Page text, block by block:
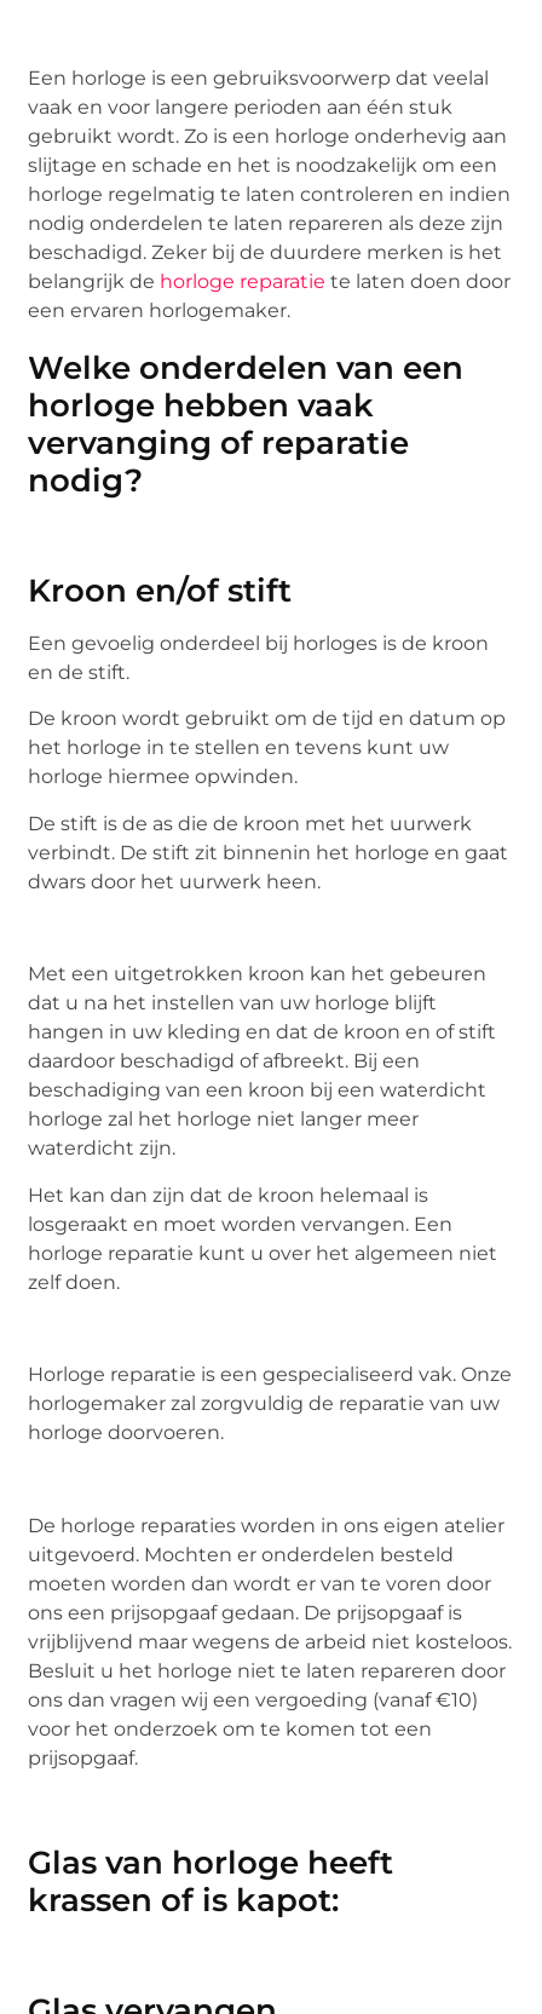
Een horloge is een gebruiksvoorwerp dat veelal
vaak en voor langere perioden aan één stuk
gebruikt wordt. Zo is een horloge onderhevig aan
slijtage en schade en het is noodzakelijk om een
horloge regelmatig te laten controleren en indien
nodig onderdelen te laten repareren als deze zijn
beschadigd. Zeker bij de duurdere merken is het
belangrijk de horloge reparatie te laten doen door
een ervaren horlogemaker.
Welke onderdelen van een
horloge hebben vaak
vervanging of reparatie
nodig?
Kroon en/of stift
Een gevoelig onderdeel bij horloges is de kroon
en de stift.
De kroon wordt gebruikt om de tijd en datum op
het horloge in te stellen en tevens kunt uw
horloge hiermee opwinden.
De stift is de as die de kroon met het uurwerk
verbindt. De stift zit binnenin het horloge en gaat
dwars door het uurwerk heen.
Met een uitgetrokken kroon kan het gebeuren
dat u na het instellen van uw horloge blijft
hangen in uw kleding en dat de kroon en of stift
daardoor beschadigd of afbreekt. Bij een
beschadiging van een kroon bij een waterdicht
horloge zal het horloge niet langer meer
waterdicht zijn.
Het kan dan zijn dat de kroon helemaal is
losgeraakt en moet worden vervangen. Een
horloge reparatie kunt u over het algemeen niet
zelf doen.
Horloge reparatie is een gespecialiseerd vak. Onze
horlogemaker zal zorgvuldig de reparatie van uw
horloge doorvoeren.
De horloge reparaties worden in ons eigen atelier
uitgevoerd. Mochten er onderdelen besteld
moeten worden dan wordt er van te voren door
ons een prijsopgaaf gedaan. De prijsopgaaf is
vrijblijvend maar wegens de arbeid niet kosteloos.
Besluit u het horloge niet te laten repareren door
ons dan vragen wij een vergoeding (vanaf €10)
voor het onderzoek om te komen tot een
prijsopgaaf.
Glas van horloge heeft
krassen of is kapot: